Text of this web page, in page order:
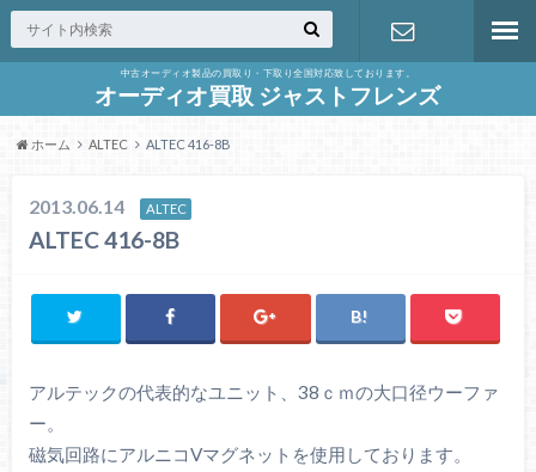
中古オーディオ製品の買取り・下取り全国対応致しております。
オーディオ買取 ジャストフレンズ
お問合せ
ホーム ALTEC ALTEC 416-8B
2013.06.14 ALTEC
ALTEC 416-8B
アルテックの代表的なユニット、38ｃｍの大口径ウーファ
ー。
磁気回路にアルニコVマグネットを使用しております。